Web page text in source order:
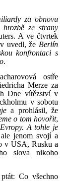
za obnovu
ze strany
A ve čtvrtek
uvedl, že Berlín
konfrontaci s
.
ostře
Merze za
Dne vítězství v
v sobotu
a prohlásil, že
o tom hovořit,
A tohle je
jenom svojí a
v USA, Rusku a
slova nikoho
Co všechno